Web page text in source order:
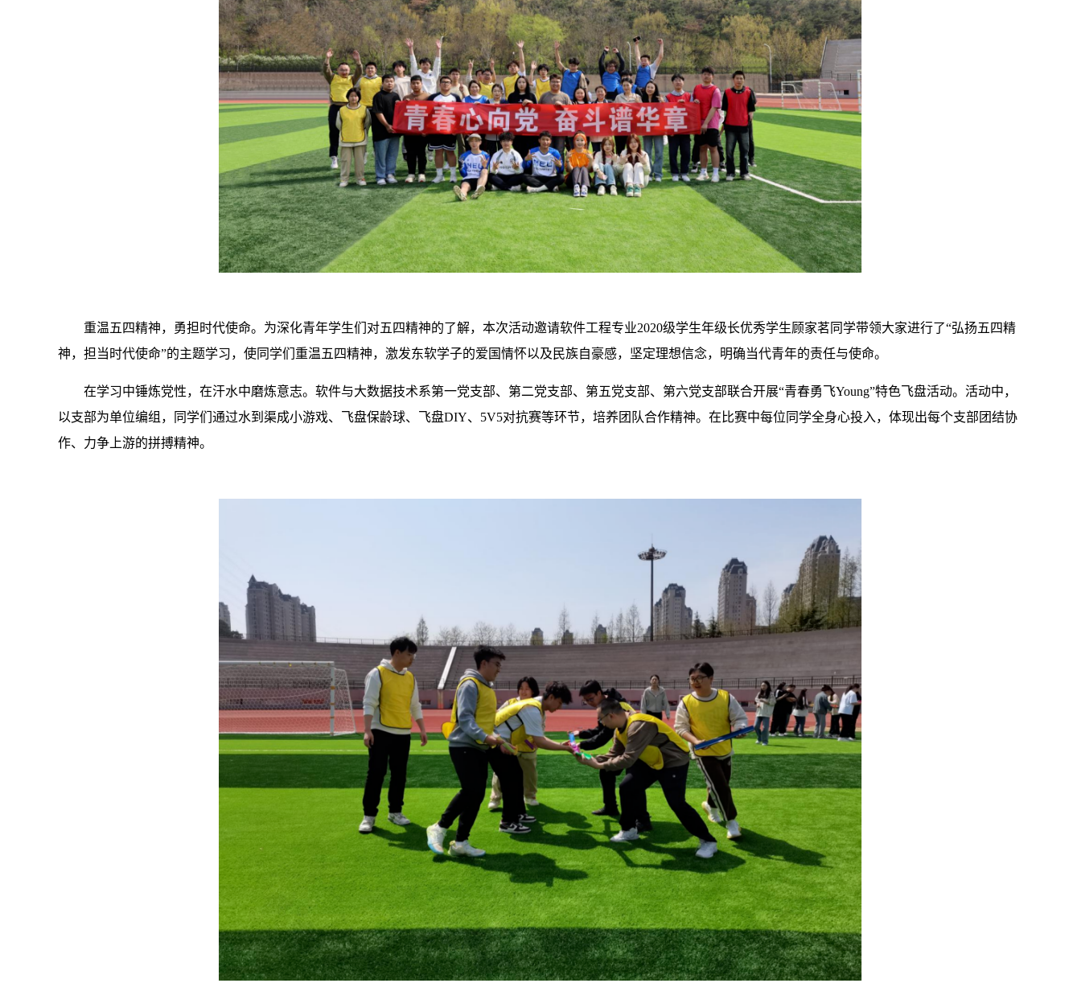
重温五四精神，勇担时代使命。为深化青年学生们对五四精神的了解，本次活动邀请软件工程专业2020级学生年级长优秀学生顾家茗同学带领大家进行了“弘扬五四精
神，担当时代使命”的主题学习，使同学们重温五四精神，激发东软学子的爱国情怀以及民族自豪感，坚定理想信念，明确当代青年的责任与使命。
在学习中锤炼党性，在汗水中磨炼意志。软件与大数据技术系第一党支部、第二党支部、第五党支部、第六党支部联合开展“青春勇飞Young”特色飞盘活动。活动中，
以支部为单位编组，同学们通过水到渠成小游戏、飞盘保龄球、飞盘DIY、5V5对抗赛等环节，培养团队合作精神。在比赛中每位同学全身心投入，体现出每个支部团结协
作、力争上游的拼搏精神。